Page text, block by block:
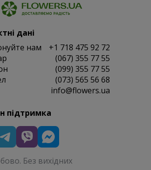
дані
нам
+1 718 475 92 72
(067) 355 77 55
(099) 355 77 55
(073) 565 56 68
info@flowers.ua
підтримка
Без вихідних